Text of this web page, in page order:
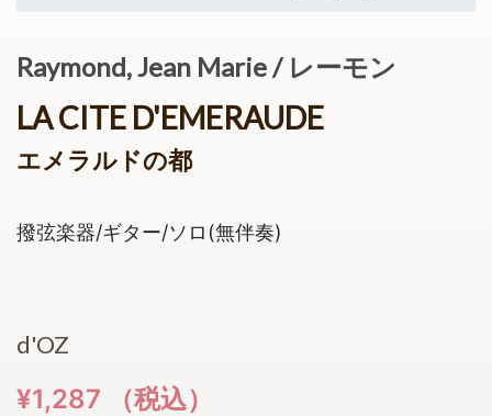
Raymond, Jean Marie / レーモン
LA CITE D'EMERAUDE
エメラルドの都
撥弦楽器/ギター/ソロ(無伴奏)
d'OZ
¥1,287 （税込）